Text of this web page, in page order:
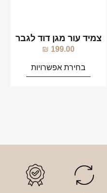
צמיד עור מגן דוד לגבר
199.00
₪
בחירת אפשרויות